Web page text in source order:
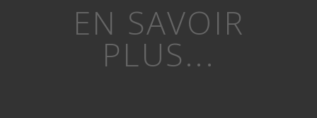
EN SAVOIR
PLUS...